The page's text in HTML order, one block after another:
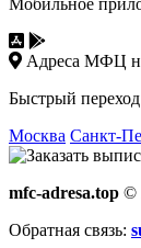
Мобильное
Адреса МФЦ
Быстрый переход
Москва Санкт-
mfc-adresa.top ©
Обратная связь: